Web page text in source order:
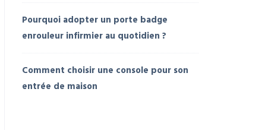
Pourquoi adopter un porte badge
enrouleur infirmier au quotidien ?
Comment choisir une console pour son
entrée de maison